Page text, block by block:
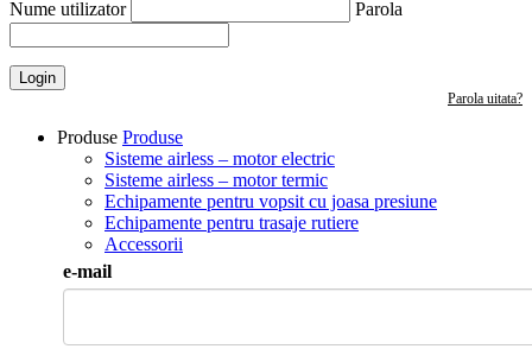
Nume utilizator Parola
Login
Parola uitata?
Produse Produse
Sisteme airless – motor electric
Sisteme airless – motor termic
Echipamente pentru vopsit cu joasa presiune
Echipamente pentru trasaje rutiere
Accessorii
e-mail